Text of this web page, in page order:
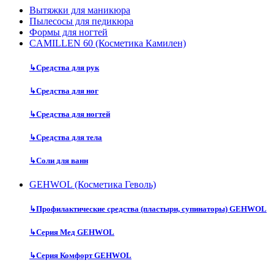
Вытяжки для маникюра
Пылесосы для педикюра
Формы для ногтей
CAMILLEN 60 (Косметика Камилен)
↳Средства для рук
↳Средства для ног
↳Средства для ногтей
↳Средства для тела
↳Соли для ванн
GEHWOL (Косметика Геволь)
↳Профилактические средства (пластыри, супинаторы) GEHWOL
↳Серия Мед GEHWOL
↳Серия Комфорт GEHWOL